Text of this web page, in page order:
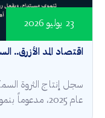
اقتصاد المد الأزرق..
23 يوليو 2026
عام 2025، مدعوماً بنمو مشاريع الاستزراع المائي بنسبة 19%، في...